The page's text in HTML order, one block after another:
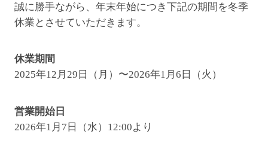
誠に勝手ながら、年末年始につき下記の期間を冬季
休業とさせていただきます。
休業期間
2025年12月29日（月）〜2026年1月6日（火）
営業開始日
2026年1月7日（水）12:00より